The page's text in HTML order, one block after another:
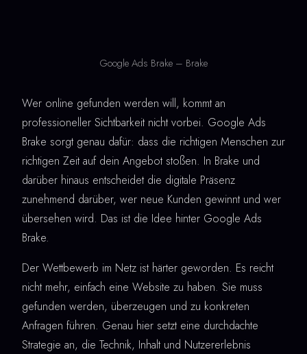
Google Ads Brake – Brake
Wer online gefunden werden will, kommt an
professioneller Sichtbarkeit nicht vorbei. Google Ads
Brake sorgt genau dafür: dass die richtigen Menschen zur
richtigen Zeit auf dein Angebot stoßen. In Brake und
darüber hinaus entscheidet die digitale Präsenz
zunehmend darüber, wer neue Kunden gewinnt und wer
übersehen wird. Das ist die Idee hinter Google Ads
Brake.
Der Wettbewerb im Netz ist härter geworden. Es reicht
nicht mehr, einfach eine Website zu haben. Sie muss
gefunden werden, überzeugen und zu konkreten
Anfragen führen. Genau hier setzt eine durchdachte
Strategie an, die Technik, Inhalt und Nutzererlebnis